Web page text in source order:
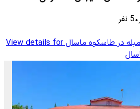
•
5 نفر
در طاسکوه ماسالView details for